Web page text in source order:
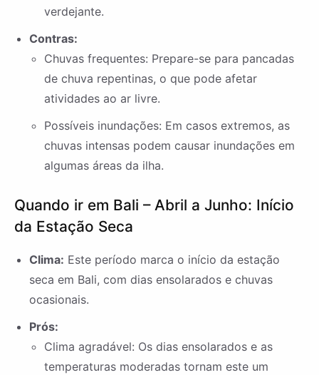
verdejante.
Contras:
Chuvas frequentes: Prepare-se para pancadas
de chuva repentinas, o que pode afetar
atividades ao ar livre.
Possíveis inundações: Em casos extremos, as
chuvas intensas podem causar inundações em
algumas áreas da ilha.
Quando ir em Bali – Abril a Junho: Início
da Estação Seca
Clima: Este período marca o início da estação
seca em Bali, com dias ensolarados e chuvas
ocasionais.
Prós:
Clima agradável: Os dias ensolarados e as
temperaturas moderadas tornam este um